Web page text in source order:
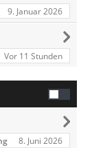
9. Januar 2026
Vor 11 Stunden
8. Juni 2026